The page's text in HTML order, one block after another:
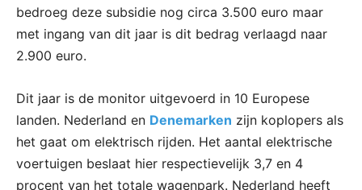
bedroeg deze subsidie nog circa 3.500 euro maar
met ingang van dit jaar is dit bedrag verlaagd naar
2.900 euro.
Dit jaar is de monitor uitgevoerd in 10 Europese
landen. Nederland en Denemarken zijn koplopers als
het gaat om elektrisch rijden. Het aantal elektrische
voertuigen beslaat hier respectievelijk 3,7 en 4
procent van het totale wagenpark. Nederland heeft